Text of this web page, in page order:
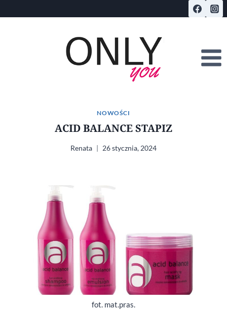
do
NOWOŚCI
ACID BALANCE STAPIZ
Renata 26 stycznia, 2024
fot. mat.pras.